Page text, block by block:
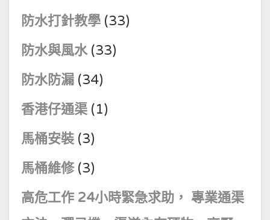
防水打針教學 (33)
防水與風水(33)
防水防漏 (34)
香港仔通渠 (1)
馬桶安裝 (3)
馬桶維修(3)
高危工作 24小時緊急求助， 專業通渠